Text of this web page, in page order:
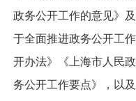
政务公开工作的意见》
于全面推进政务公开工
开办法》《上海市人民
务公开工作要点》，以及